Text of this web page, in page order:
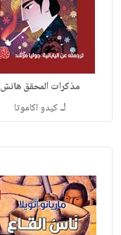
مذكرات المحقق هانش
لـكيدو اكاموتا